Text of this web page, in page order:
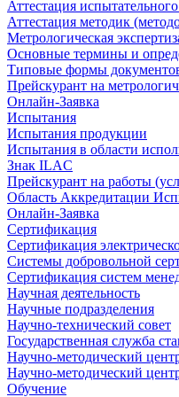
Аттестация
Аттестация методик
Метрологическая
Основные термины и
Типовые формы
Прейскурант на
Онлайн-Заявка
Испытания
Испытания продукции
Испытания в области
Знак ILAC
Прейскурант на работы
Область Аккредитации
Онлайн-Заявка
Сертификация
Сертификация
Системы добровольной
Сертификация систем
Научная деятельность
Научные подразделения
Научно-технический совет
Государственная служба
Научно-методический
Научно-методический
Обучение